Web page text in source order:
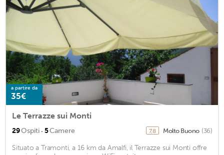
a partire da
35€
Le Terrazze sui Monti
29Ospiti · 5Camere 7,8 Molto Buono (36)
Situato a Tramonti, a 16 km da Amalfi, il Terrazze sui Monti offre